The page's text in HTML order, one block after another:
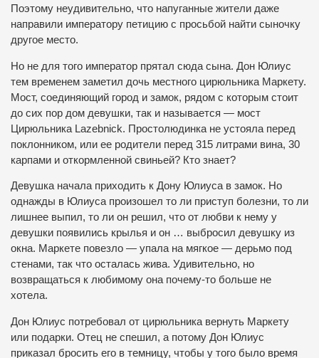
Поэтому неудивительно, что напуганные жители даже
направили императору петицию с просьбой найти сыночку
другое место.
Но не для того император прятал сюда сына. Дон Юлиус
тем временем заметил дочь местного цирюльника Маркету.
Мост, соединяющий город и замок, рядом с которым стоит
до сих пор дом девушки, так и называется — мост
Цирюльника Lazebnick. Простолюдинка не устояла перед
поклонником, или ее родители перед 315 литрами вина, 30
карпами и откормленной свиньей? Кто знает?
Девушка начала приходить к Дону Юлиуса в замок. Но
однажды в Юлиуса произошел то ли приступ болезни, то ли
лишнее выпил, то ли он решил, что от любви к нему у
девушки появились крылья и он … выбросил девушку из
окна. Маркете повезло — упала на мягкое — дерьмо под
стенами, так что осталась жива. Удивительно, но
возвращаться к любимому она почему-то больше не
хотела.
Дон Юлиус потребовал от цирюльника вернуть Маркету
или подарки. Отец не спешил, а потому Дон Юлиус
приказал бросить его в темницу, чтобы у того было время